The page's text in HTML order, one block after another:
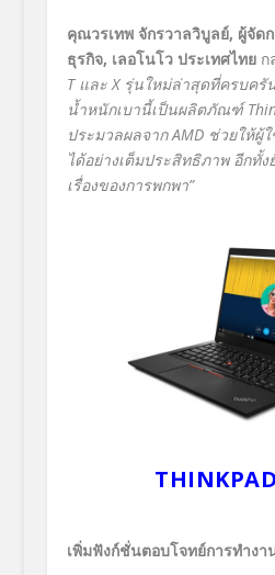
คุณวรเทพ จักรวาลวิบูลย์, ผู้จัด
ธุรกิจ, เลอโนโว ประเทศไทยก
T และ X รุ่นใหม่ล่าสุดที่ครบครั
น้ำหนักเบานี้เป็นผลิตภัณฑ์
ประมวลผลจาก AMD ช่วยให้ผู้
ได้อย่างเต็มประสิทธิภาพ อีกทั้
เรื่องของการพกพา”
เพิ่มฟังก์ชั่นตอบโจทย์การทำงา